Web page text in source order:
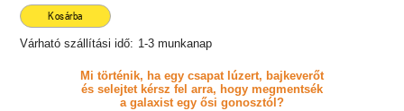
Kosárba
Várható szállítási idő: 1-3 munkanap
Mi történik, ha egy csapat lúzert, bajkeverőt
és selejtet kérsz fel arra, hogy megmentsék
a galaxist egy ősi gonosztól?